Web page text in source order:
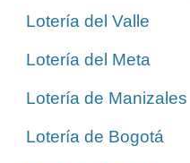
Lotería del Valle
Lotería del Meta
Lotería de Manizales
Lotería de Bogotá